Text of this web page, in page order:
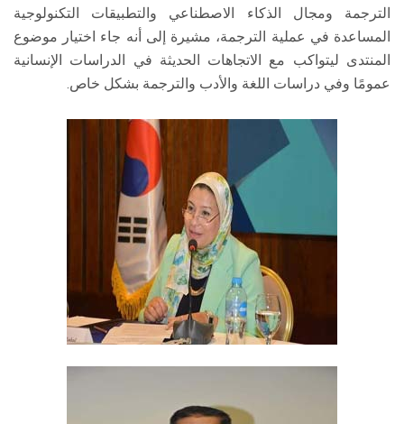
الترجمة ومجال الذكاء الاصطناعي والتطبيقات التكنولوجية
المساعدة في عملية الترجمة، مشيرة إلى أنه جاء اختيار موضوع
المنتدى ليتواكب مع الاتجاهات الحديثة في الدراسات الإنسانية
عمومًا وفي دراسات اللغة والأدب والترجمة بشكل خاص.